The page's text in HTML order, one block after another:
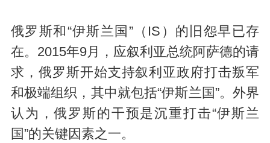
俄罗斯和“伊斯兰国”（IS）的旧怨早已存
在。2015年9月，应叙利亚总统阿萨德的请
求，俄罗斯开始支持叙利亚政府打击叛军
和极端组织，其中就包括“伊斯兰国”。外界
认为，俄罗斯的干预是沉重打击“伊斯兰
国”的关键因素之一。